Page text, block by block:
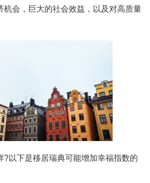
机会，巨大的社会效益，以及对高质量
下是移居瑞典可能增加幸福指数的